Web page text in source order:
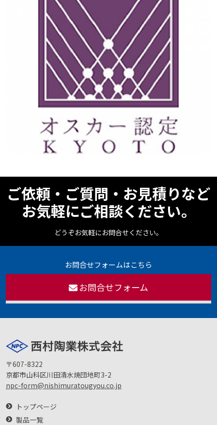
ご依頼・ご質問・お見積りなど
お気軽にご相談ください。
どうぞお気軽にお問合せください。
お問合せフォームはこちら
お問合せフォーム
〒607-8322
京都市山科区川田清水焼団地町3-2
npc-form@nishimuratougyou.co.jp
トップページ
製品一覧